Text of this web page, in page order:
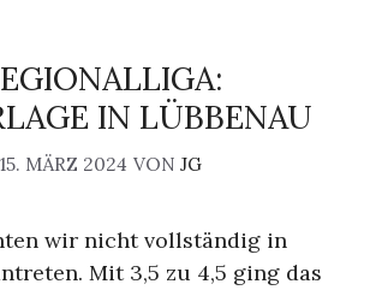
IN LÜBBENAU
15. MÄRZ 2024 VON JG
wir nicht vollständig in
Mit 3,5 zu 4,5 ging das